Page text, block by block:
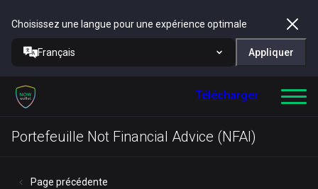
Choisissez une langue pour une expérience optimale
Français Appliquer
Télécharger
Portefeuille Not Financial Advice (NFAI)
Page précédente